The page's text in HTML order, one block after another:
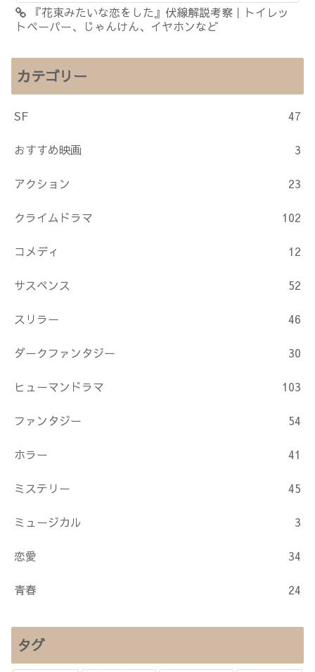
『花束みたいな恋をした』伏線解説考察｜トイレッ
トペーパー、じゃんけん、イヤホンなど
カテゴリー
SF 47
おすすめ映画 3
アクション 23
クライムドラマ 102
コメディ 12
サスペンス 52
スリラー 46
ダークファンタジー 30
ヒューマンドラマ 103
ファンタジー 54
ホラー 41
ミステリー 45
ミュージカル 3
恋愛 34
青春 24
タグ